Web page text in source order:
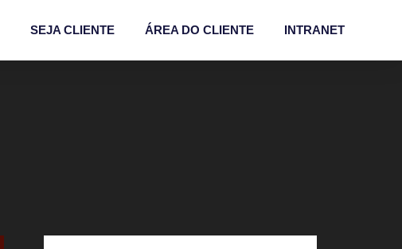
SEJA CLIENTE ÁREA DO CLIENTE INTRANET